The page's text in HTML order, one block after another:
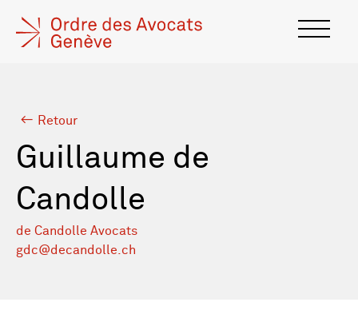
Retour
Guillaume de
Candolle
de Candolle Avocats
gdc@decandolle.ch